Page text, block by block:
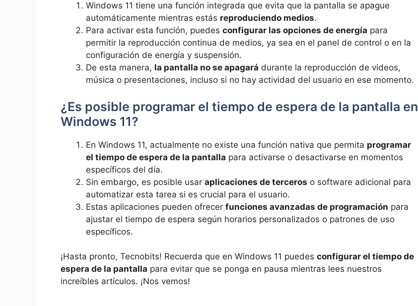
Windows 11 tiene una función integrada que evita que la pantalla se apague
automáticamente mientras estás reproduciendo medios.
Para activar esta función, puedes configurar las opciones de energía para
permitir la reproducción continua de medios, ya sea en el panel de control o en la
configuración de energía y suspensión.
De esta manera, la pantalla no se apagará durante la reproducción de videos,
música o presentaciones, incluso si no hay actividad del usuario en ese momento.
¿Es posible programar el tiempo de espera de la pantalla en
Windows 11?
En Windows 11, actualmente no existe una función nativa que permita programar
el tiempo de espera de la pantalla para activarse o desactivarse en momentos
específicos del día.
Sin embargo, es posible usar aplicaciones de terceros o software adicional para
automatizar esta tarea si es crucial para el usuario.
Estas aplicaciones pueden ofrecer funciones avanzadas de programación para
ajustar el tiempo de espera según horarios personalizados o patrones de uso
específicos.
¡Hasta pronto, Tecnobits! Recuerda que en Windows 11 puedes configurar el tiempo de
espera de la pantalla para evitar que se ponga en pausa mientras lees nuestros
increíbles artículos. ¡Nos vemos!